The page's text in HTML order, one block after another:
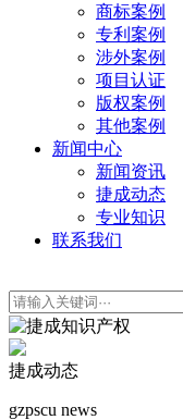
商标案例
专利案例
涉外案例
项目认证
版权案例
其他案例
新闻中心
新闻资讯
捷成动态
专业知识
联系我们
捷成动态
gzpscu news